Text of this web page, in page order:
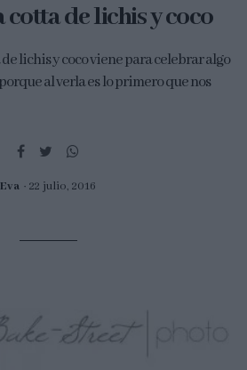
cotta de lichis y coco
lichis y coco viene para celebrar algo
al verla es lo primero que nos
Eva 22 julio, 2016